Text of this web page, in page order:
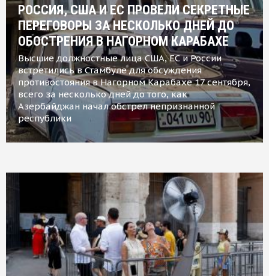
РОССИЯ, США И ЕС ПРОВЕЛИ СЕКРЕТНЫЕ
ПЕРЕГОВОРЫ ЗА НЕСКОЛЬКО ДНЕЙ ДО
ОБОСТРЕНИЯ В НАГОРНОМ КАРАБАХЕ
Высшие должностные лица США, ЕС и России
встретились в Стамбуле для обсуждения
противостояния в Нагорном Карабахе 17 сентября,
всего за несколько дней до того, как
Азербайджан начал обстрел непризнанной
республики